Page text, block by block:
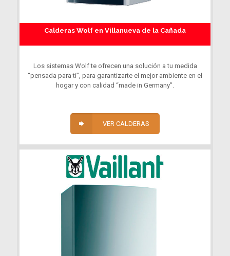
Calderas Wolf en Villanueva de la Cañada
Los sistemas Wolf te ofrecen una solución a tu medida
“pensada para ti”, para garantizarte el mejor ambiente en el
hogar y con calidad “made in Germany”.
VER CALDERAS